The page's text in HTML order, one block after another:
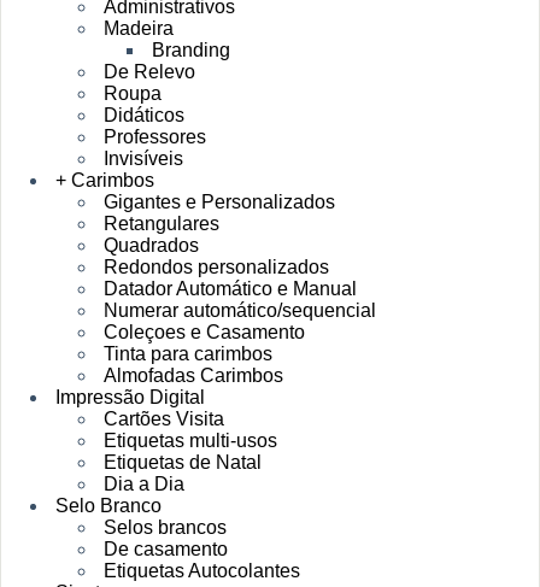
Administrativos
Madeira
Branding
De Relevo
Roupa
Didáticos
Professores
Invisíveis
+ Carimbos
Gigantes e Personalizados
Retangulares
Quadrados
Redondos personalizados
Datador Automático e Manual
Numerar automático/sequencial
Coleçoes e Casamento
Tinta para carimbos
Almofadas Carimbos
Impressão Digital
Cartões Visita
Etiquetas multi-usos
Etiquetas de Natal
Dia a Dia
Selo Branco
Selos brancos
De casamento
Etiquetas Autocolantes